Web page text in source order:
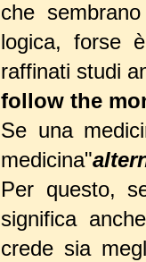
che
logica, forse
raffinati studi
follow the
Se una
medicina"
Per questo,
significa
crede sia